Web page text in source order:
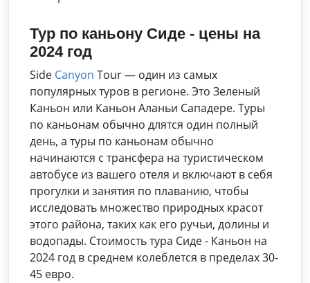
Тур по каньону Сиде - цены на
2024 год
Side Canyon Tour — один из самых
популярных туров в регионе. Это Зеленый
Каньон или Каньон Аланьи Сападере. Туры
по каньонам обычно длятся один полный
день, а туры по каньонам обычно
начинаются с трансфера на туристическом
автобусе из вашего отеля и включают в себя
прогулки и занятия по плаванию, чтобы
исследовать множество природных красот
этого района, таких как его ручьи, долины и
водопады. Стоимость тура Сиде - Каньон на
2024 год в среднем колеблется в пределах 30-
45 евро.